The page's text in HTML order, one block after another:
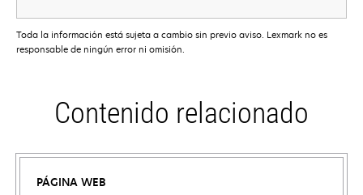
Toda la información está sujeta a cambio sin previo aviso. Lexmark no es
responsable de ningún error ni omisión.
Contenido relacionado
PÁGINA WEB